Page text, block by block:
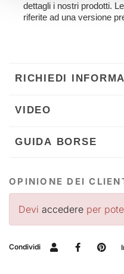
dettagli i nostri prodotti.
riferite ad una versione
RICHIEDI
VIDEO
GUIDA BORSE
OPINIONE DEI
Devi accedere per
Condividi